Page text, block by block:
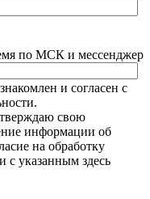
по МСК и мессенджер
и согласен с
свою
информации об
на обработку
с указанным здесь